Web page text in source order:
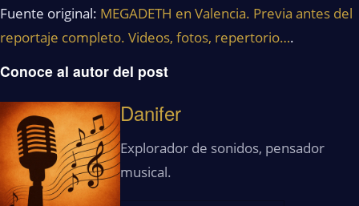
Fuente original: MEGADETH en Valencia. Previa antes del
reportaje completo. Videos, fotos, repertorio….
Conoce al autor del post
Danifer
Explorador de sonidos, pensador
musical.